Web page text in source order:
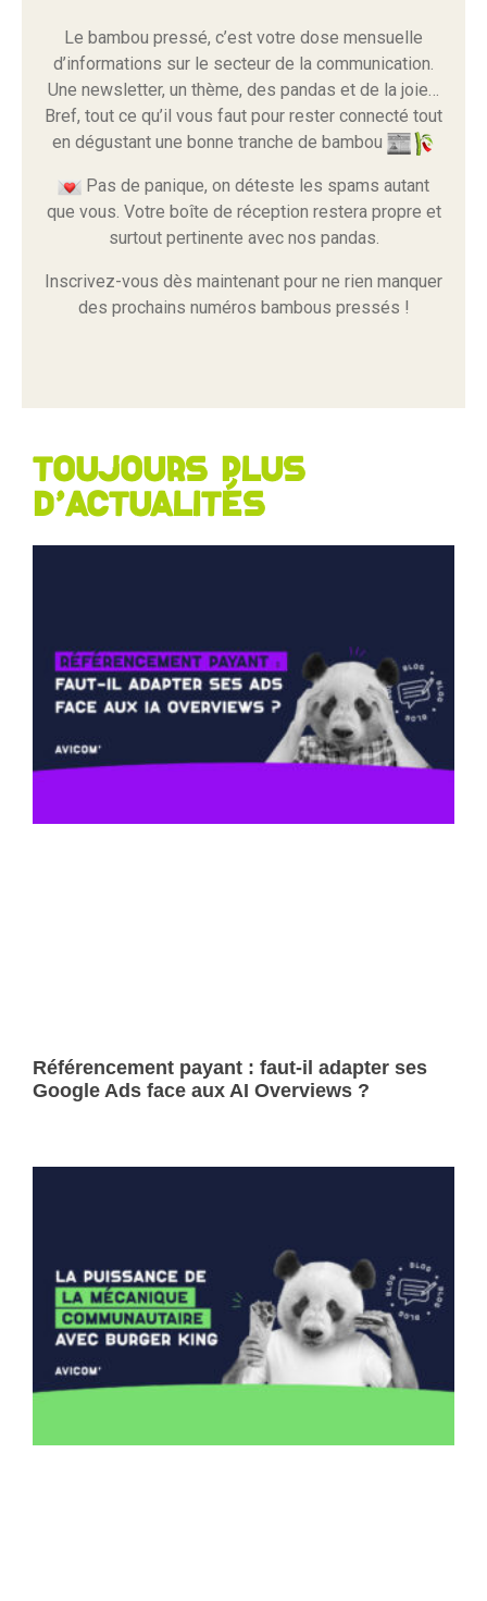
Le bambou pressé, c’est votre dose mensuelle
d’informations sur le secteur de la communication.
Une newsletter, un thème, des pandas et de la joie…
Bref, tout ce qu’il vous faut pour rester connecté tout
en dégustant une bonne tranche de bambou
Pas de panique, on déteste les spams autant
que vous. Votre boîte de réception restera propre et
surtout pertinente avec nos pandas.
Inscrivez-vous dès maintenant pour ne rien manquer
des prochains numéros bambous pressés !
Toujours plus
d'actualités
Référencement payant : faut-il adapter ses
Google Ads face aux AI Overviews ?